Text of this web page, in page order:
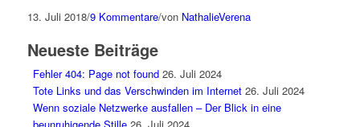
13. Juli 2018/9 Kommentare/von NathalieVerena
Neueste Beiträge
Fehler 404: Page not found 26. Juli 2024
Tote Links und das Verschwinden im Internet 26. Juli 2024
Wenn soziale Netzwerke ausfallen – Der Blick in eine